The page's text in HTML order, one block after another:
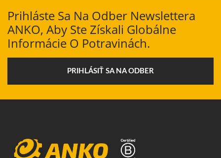
Prihláste Sa Na Odber Newslettera
ANKO, Aby Ste Získali Globálne
Informácie O Potravinách.
PRIHLÁSIŤ SA NA ODBER